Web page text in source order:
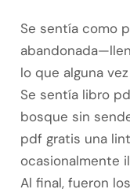
Se sentía como
lo que alguna
Se sentía libro
bosque sin
pdf gratis una
ocasionalmente
Al final, fueron